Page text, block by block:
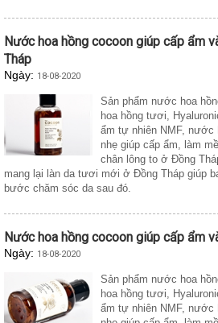
Nước hoa hồng cocoon giúp cấp ẩm
Tháp
Ngày: 18-08-2020
Sản phẩm nước hoa
hoa hồng tươi,
ẩm tự nhiên NMF, nước
nhẹ giúp cấp ẩm, làm
chân lông to ở Đồng
mang lại làn da tươi mới ở Đồng Tháp giúp
bước chăm sóc da sau đó.
Nước hoa hồng cocoon giúp cấp ẩm
Ngày: 18-08-2020
Sản phẩm nước hoa
hoa hồng tươi,
ẩm tự nhiên NMF, nước